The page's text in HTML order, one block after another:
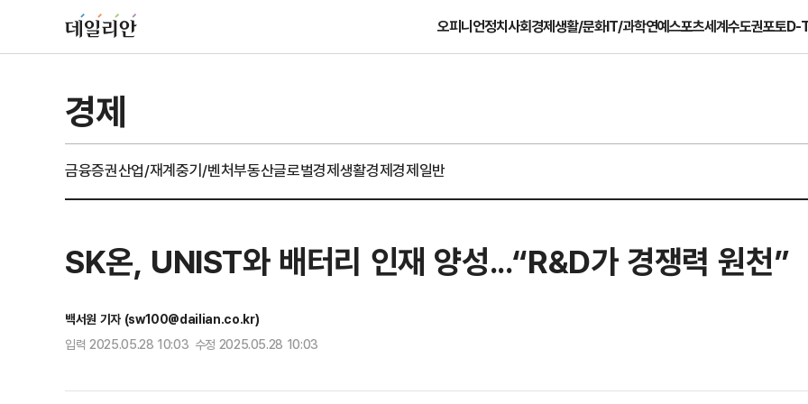
오피니언정치사회경제생활/문화IT/과학연예스포츠세계수도권포토D-
경제
금융증권산업/재계중기/벤처부동산글로벌경제생활경제경제일반
SK온, UNIST와 배터리 인재 양성...“R&D가 경쟁력 원천”
백서원 기자 (sw100@dailian.co.kr)
입력 2025.05.28 10:03 수정 2025.05.28 10:03